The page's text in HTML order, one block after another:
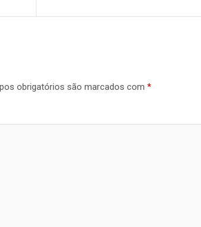
obrigatórios são marcados com *